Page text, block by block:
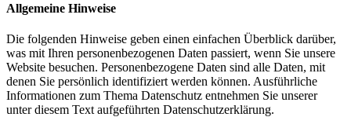
Allgemeine Hinweise
Die folgenden Hinweise geben einen einfachen Überblick darüber,
was mit Ihren personenbezogenen Daten passiert, wenn Sie unsere
Website besuchen. Personenbezogene Daten sind alle Daten, mit
denen Sie persönlich identifiziert werden können. Ausführliche
Informationen zum Thema Datenschutz entnehmen Sie unserer
unter diesem Text aufgeführten Datenschutzerklärung.